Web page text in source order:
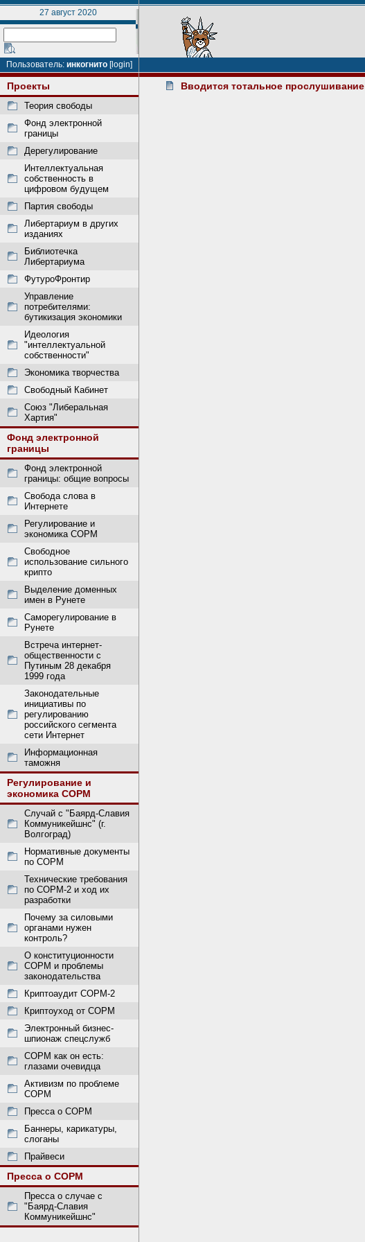
27 август 2020
Пользователь: инкогнито [login]
Проекты
Теория свободы
Фонд электронной
границы
Дерегулирование
Интеллектуальная
собственность в
цифровом будущем
Партия свободы
Либертариум в других
изданиях
Библиотечка
Либертариума
ФутуроФронтир
Управление
потребителями:
бутикизация экономики
Идеология
"интеллектуальной
собственности"
Экономика творчества
Свободный Кабинет
Союз "Либеральная
Хартия"
Фонд электронной
границы
Фонд электронной
границы: общие вопросы
Свобода слова в
Интернете
Регулирование и
экономика СОРМ
Свободное
использование сильного
крипто
Выделение доменных
имен в Рунете
Саморегулирование в
Рунете
Встреча интернет-
общественности с
Путиным 28 декабря
1999 года
Законодательные
инициативы по
регулированию
российского сегмента
сети Интернет
Информационная
таможня
Регулирование и
экономика СОРМ
Случай с "Баярд-Славия
Коммуникейшнс" (г.
Волгоград)
Нормативные документы
по СОРМ
Технические требования
по СОРМ-2 и ход их
разработки
Почему за силовыми
органами нужен
контроль?
О конституционности
СОРМ и проблемы
законодательства
Криптоаудит СОРМ-2
Криптоуход от СОРМ
Электронный бизнес-
шпионаж спецслужб
СОРМ как он есть:
глазами очевидца
Активизм по проблеме
СОРМ
Пресса о СОРМ
Баннеры, карикатуры,
слоганы
Прайвеси
Пресса о СОРМ
Пресса о случае с
"Баярд-Славия
Коммуникейшнс"
Вводится тотальное прослушивание